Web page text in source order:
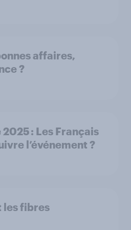
affaires,
?
: Les Français
l’événement ?
les fibres